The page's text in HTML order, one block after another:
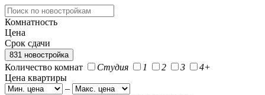
Комнатность
Цена
Срок сдачи
831 новостройка
Количество комнат Студия 1 2 3
4+
Цена квартиры
–